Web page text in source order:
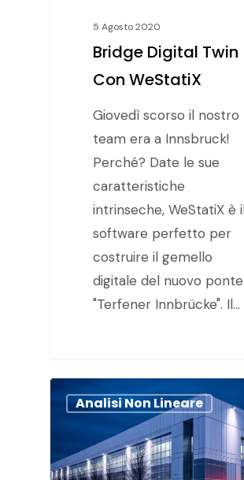
5 Agosto 2020
Bridge Digital Twin
Con WeStatiX
Giovedì scorso il nostro
team era a Innsbruck!
Perché? Date le sue
caratteristiche
intrinseche, WeStatiX è
software perfetto per
costruire il gemello
digitale del nuovo ponte
"Terfener Innbrücke". Il…
Analisi Non Lineare